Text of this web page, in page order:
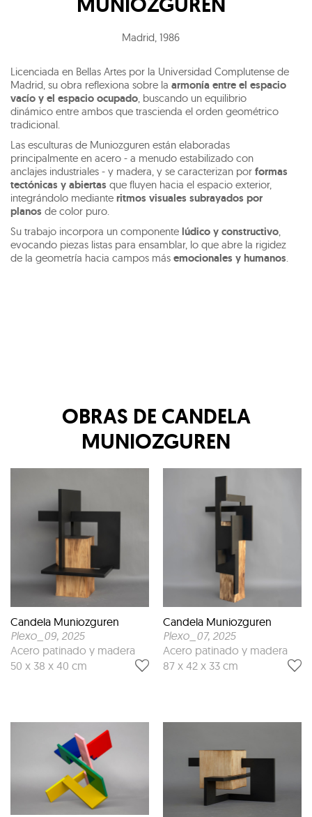
Madrid, 1986
Licenciada en Bellas Artes por la Universidad Complutense de
Madrid, su obra reflexiona sobre la armonía entre el espacio
vacío y el espacio ocupado, buscando un equilibrio
dinámico entre ambos que trascienda el orden geométrico
tradicional.
Las esculturas de Muniozguren están elaboradas
principalmente en acero - a menudo estabilizado con
anclajes industriales - y madera, y se caracterizan por formas
tectónicas y abiertas que fluyen hacia el espacio exterior,
integrándolo mediante ritmos visuales subrayados por
planos de color puro.
Su trabajo incorpora un componente lúdico y constructivo,
evocando piezas listas para ensamblar, lo que abre la rigidez
de la geometría hacia campos más emocionales y humanos.
OBRAS DE CANDELA
MUNIOZGUREN
Candela Muniozguren
Plexo_09, 2025
Acero patinado y madera
50 x 38 x 40 cm
Candela Muniozguren
Plexo_07, 2025
Acero patinado y madera
87 x 42 x 33 cm